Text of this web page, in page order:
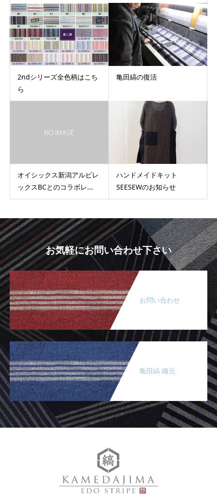
2ndシリーズ全色柄はこち
ら
亀田縞の復活
オイシックス新潟アルビレ
ックスBCとのコラボレ...
ハンドメイドキット
SEESEWのお知らせ
お気軽にお問い合わせ下さい
お問い合わせ
亀田縞 織元